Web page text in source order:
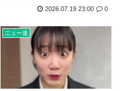
2026.07.19 23:00 0
ニュー速